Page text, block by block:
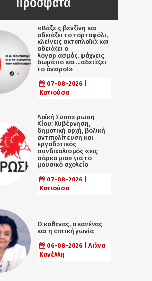
«Βάζεις βενζίνη και
αδειάζει το πορτοφόλι,
κλείνεις ακτοπλοϊκά και
αδειάζει ο
λογαριασμός, ψάχνεις
δωμάτιο και …αδειάζει
το όνειρο!»
07-08-2026 |
Κατιούσα
Λαϊκή Συσπείρωση
Χίου: Κυβέρνηση,
δημοτική αρχή, βολική
αντιπολίτευση και
εργοδοτικός
συνδικαλισμός «εις
σάρκα μια» για το
μουσικό σχολείο
07-08-2026 |
Κατιούσα
Ο καθένας, ο κανένας
και η οπτική γωνία
06-08-2026 | Λιάνα
Κανέλλη